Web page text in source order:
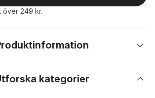
över 249 kr.
kategorier